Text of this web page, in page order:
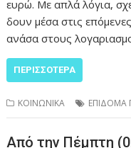
ευρώ. Με απλά λόγια,
δουν μέσα στις
ανάσα στους
ΠΕΡΙΣΣΌΤΕΡΑ
ΚΟΙΝΩΝΙΚΑ ΕΠΙΔΟΜΑ
Από την Πέμπτη